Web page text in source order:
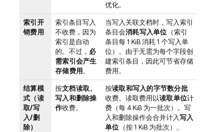
优化。
索引开
销费用
索引条目写入
不收费，因为
索引是自动
的。不过， 必
需索引会产生
存储费用。
当写入关联文档时，写入索引
条目会消耗写入单位 （索引
条目每 1 KiB 消耗 1 个写入单
位）。由于无需为每个字段创
建索引条目，因此可节省存储
费用。
结算模
式（读
取/写
入/删
除）
按文档读取、
写入和删除操
作收费。
按读取和写入的字节数分批
收费。读取费用以读取单位计
费（每 4 KiB 为一批次）。写
入和删除操作会合并计入写入
单位 （按 1 KiB 为批次）。